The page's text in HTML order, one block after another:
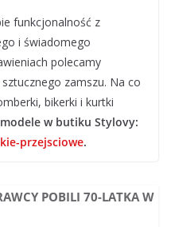
funkcjonalność z
i świadomego
polecamy
zamszu. Na co
bikerki i kurtki
w butiku Stylovy:
przejsciowe.
POBILI 70-LATKA W